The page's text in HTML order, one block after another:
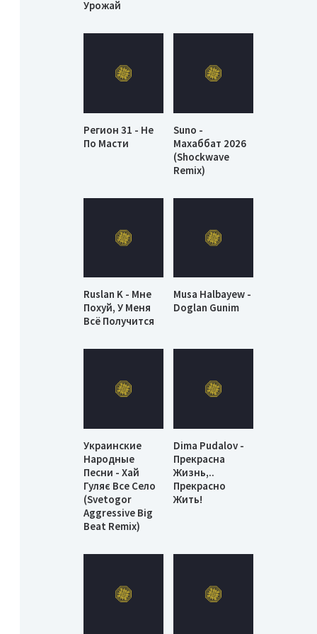
Урожай
Регион 31 - Не
По Масти
Suno -
Махаббат 2026
(Shockwave
Remix)
Ruslan K - Мне
Похуй, У Меня
Всё Получится
Musa Halbayew -
Doglan Gunim
Украинские
Народные
Песни - Хай
Гуляє Все Село
(Svetogor
Aggressive Big
Beat Remix)
Dima Pudalov -
Прекрасна
Жизнь,..
Прекрасно
Жить!